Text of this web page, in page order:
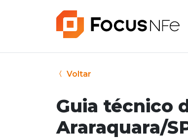
Voltar
Guia técnico
Araraquara/